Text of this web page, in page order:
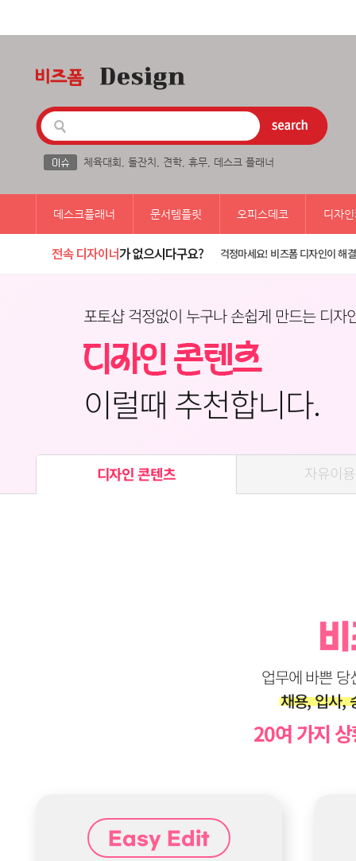
체육대회 돌잔치 견학 휴무 데스크 플래너
데스크플래너 문서템플릿 오피스데코 디자
걱정마세요! 비즈폼 디자인이 해
포토샵 걱정없이 누구나 손쉽게 만드는 디자
이럴때 추천합니다.
디자인 콘텐츠 자유이
업무에 바쁜 당
채용, 입사,
20여 가지
Easy Edit